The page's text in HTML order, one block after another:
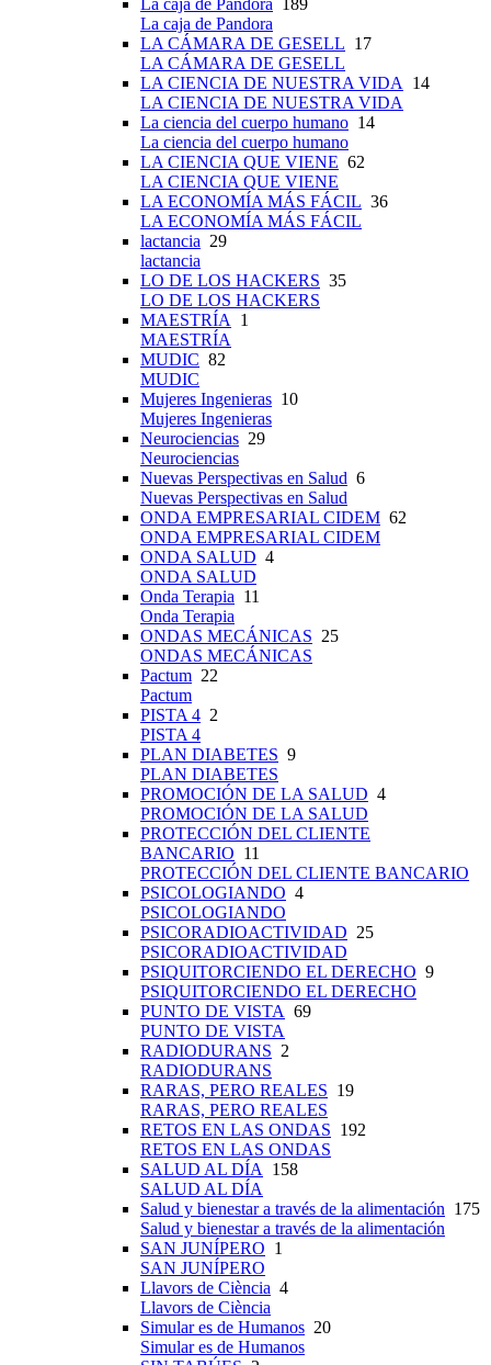
La caja de Pandora 189
La caja de Pandora
LA CÁMARA DE GESELL 17
LA CÁMARA DE GESELL
LA CIENCIA DE NUESTRA VIDA
14
LA CIENCIA DE NUESTRA VIDA
La ciencia del cuerpo humano 14
La ciencia del cuerpo humano
LA CIENCIA QUE VIENE 62
LA CIENCIA QUE VIENE
LA ECONOMÍA MÁS FÁCIL 36
LA ECONOMÍA MÁS FÁCIL
lactancia 29
lactancia
LO DE LOS HACKERS 35
LO DE LOS HACKERS
MAESTRÍA
1
MAESTRÍA
MUDIC 82
MUDIC
Mujeres Ingenieras 10
Mujeres Ingenieras
Neurociencias 29
Neurociencias
Nuevas Perspectivas en Salud 6
Nuevas Perspectivas en Salud
ONDA EMPRESARIAL CIDEM 62
ONDA EMPRESARIAL CIDEM
ONDA SALUD 4
ONDA SALUD
Onda Terapia 11
Onda Terapia
ONDAS MECÁNICAS 25
ONDAS MECÁNICAS
Pactum 22
Pactum
PISTA 4 2
PISTA 4
PLAN DIABETES 9
PLAN DIABETES
PROMOCIÓN DE LA SALUD 4
PROMOCIÓN DE LA SALUD
PROTECCIÓN DEL CLIENTE
BANCARIO 11
PROTECCIÓN DEL CLIENTE BANCARIO
PSICOLOGIANDO 4
PSICOLOGIANDO
PSICORADIOACTIVIDAD 25
PSICORADIOACTIVIDAD
PSIQUITORCIENDO EL DERECHO 9
PSIQUITORCIENDO EL DERECHO
PUNTO DE VISTA 69
PUNTO DE VISTA
RADIODURANS 2
RADIODURANS
RARAS, PERO REALES 19
RARAS, PERO REALES
RETOS EN LAS ONDAS 192
RETOS EN LAS ONDAS
SALUD AL DÍA
158
SALUD AL DÍA
Salud y bienestar a través de la alimentación 175
Salud y bienestar a través de la alimentación
SAN JUNÍPERO 1
SAN JUNÍPERO
Llavors de Ciència 4
Llavors de Ciència
Simular es de Humanos 20
Simular es de Humanos